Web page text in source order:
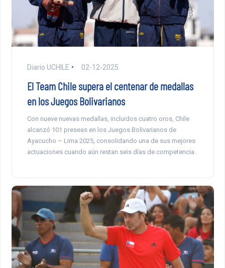
Diario UCHILE 02-12-2025
El Team Chile supera el centenar de medallas
en los Juegos Bolivarianos
Con nueve nuevas medallas, incluidos cuatro oros, Chile
alcanzó 101 preseas en los Juegos Bolivarianos de
Ayacucho – Lima 2025, consolidando una de sus mejores
actuaciones cuando aún restan seis días de competencia.